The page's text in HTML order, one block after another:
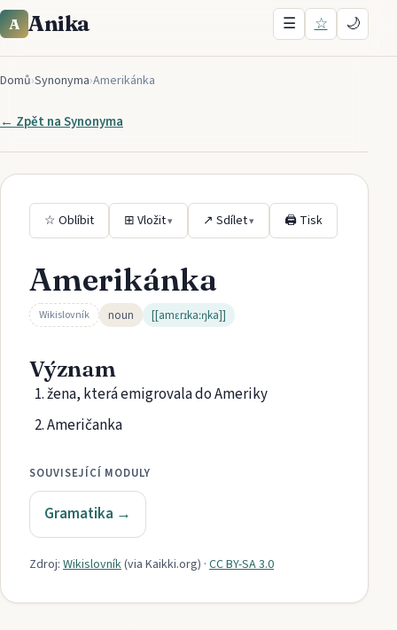
A Anika ☰ ☆ 🌙
Domů›Synonyma›Amerikánka
← Zpět naSynonyma
☆ Oblíbit ⊞ Vložit▾ ↗ Sdílet▾ 🖨 Tisk
Amerikánka
Wikislovník noun [[amɛrɪkaːŋka]]
Význam
žena, která emigrovala do Ameriky
Američanka
SOUVISEJÍCÍ MODULY
Gramatika →
Zdroj: Wikislovník(via Kaikki.org) · CC BY-SA 3.0